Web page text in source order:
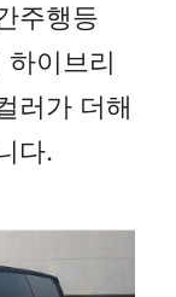
주행등
하이브리
러가 더해
다.